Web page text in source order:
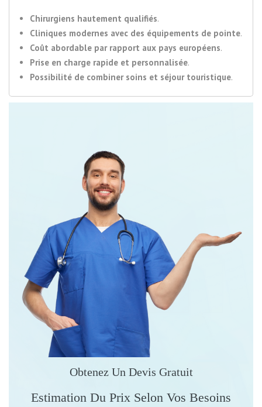
Chirurgiens hautement qualifiés.
Cliniques modernes avec des équipements de pointe.
Coût abordable par rapport aux pays européens.
Prise en charge rapide et personnalisée.
Possibilité de combiner soins et séjour touristique.
Obtenez Un Devis Gratuit
Estimation Du Prix Selon Vos Besoins